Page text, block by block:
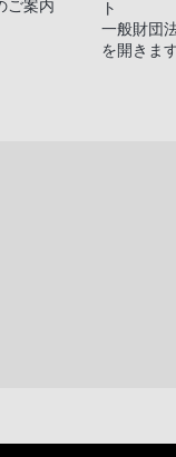
ご案内
ト
一般財団
を開きま